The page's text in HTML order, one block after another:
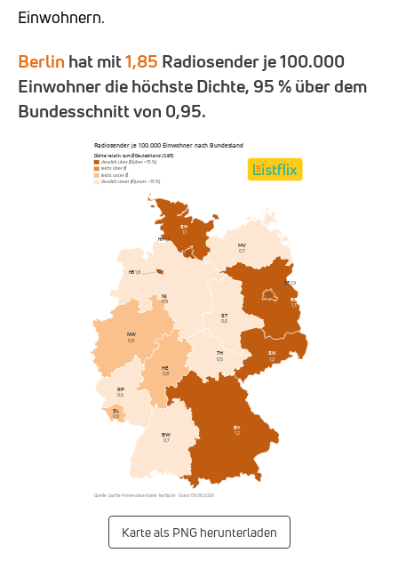
Einwohnern.
Berlin hat mit1,85 Radiosender je 100.000
Einwohner die höchste Dichte, 95 % über dem
Bundesschnitt von 0,95.
Radiosender je 100.000 Einwohner nach Bundesland
Dichte relativ zum Ø Deutschland (0,95)
deutlich über Ø (über +15 %)
leicht über Ø
leicht unter Ø
deutlich unter Ø (unter −15 %)
BW
0,7
BY
1,2
BB
1,3
HE
0,8
MV
0,7
NI
0,8
NW
0,9
RP
0,6
SL
0,9
ST
0,6
SN
1,2
SH
1,1
TH
0,5
BE1,9
HB1,8
HH1,2
Quelle: Listflix-Firmendatenbank · listflix.de · Stand 09.08.2026
Karte als PNG herunterladen